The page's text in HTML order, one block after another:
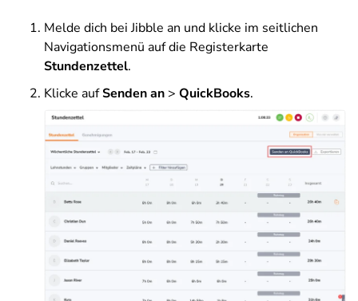
Melde dich bei Jibble an und klicke im seitlichen
Navigationsmenü auf die Registerkarte
Stundenzettel.
Klicke aufSenden an > QuickBooks.